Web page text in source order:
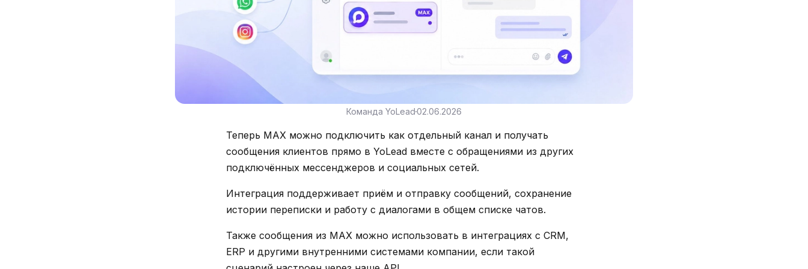
Команда YoLead02.06.2026
Теперь MAX можно подключить как отдельный канал и получать
сообщения клиентов прямо в YoLead вместе с обращениями из других
подключённых мессенджеров и социальных сетей.
Интеграция поддерживает приём и отправку сообщений, сохранение
истории переписки и работу с диалогами в общем списке чатов.
Также сообщения из MAX можно использовать в интеграциях с CRM,
ERP и другими внутренними системами компании, если такой